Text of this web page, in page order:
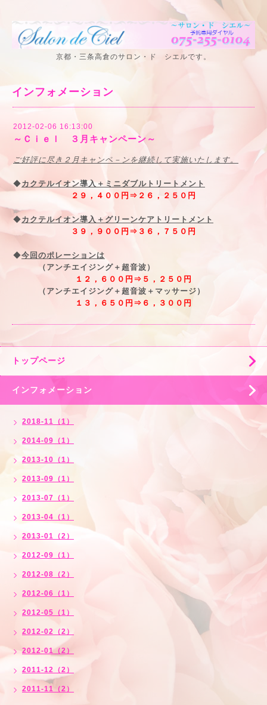
京都・三条高倉のサロン・ド シエルです。
インフォメーション
2012-02-06 16:13:00
～Ｃｉｅｌ ３月キャンペーン～
ご好評に尽き２月キャンペ－ンを継続して実施いたします。
◆カクテルイオン導入＋ミニダブルトリートメント
２９，４００円⇒２６，２５０円
◆カクテルイオン導入＋グリーンケアトリートメント
３９，９００円⇒３６，７５０円
◆今回のポレーションは
（アンチエイジング＋超音波）
１２，６００円⇒５，２５０円
（アンチエイジング＋超音波＋マッサージ）
１３，６５０円⇒６，３００円
トップページ
インフォメーション
2018-11（1）
2014-09（1）
2013-10（1）
2013-09（1）
2013-07（1）
2013-04（1）
2013-01（2）
2012-09（1）
2012-08（2）
2012-06（1）
2012-05（1）
2012-02（2）
2012-01（2）
2011-12（2）
2011-11（2）